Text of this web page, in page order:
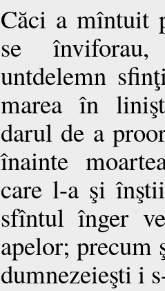
Căci a mîntuit
se
untdelemn
marea în
darul de a
înainte
care l-a şi
sfîntul înger
apelor; precum
dumnezeieşti i